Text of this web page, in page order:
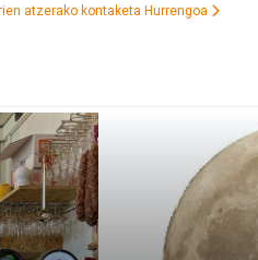
atzerako kontaketa Hurrengoa